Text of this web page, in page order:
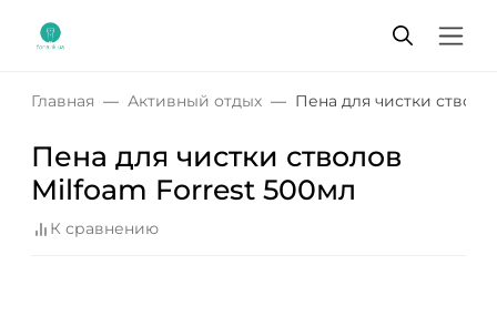
Главная Активный отдых Пена для чистки
Пена для чистки стволов
Milfoam Forrest 500мл
К сравнению